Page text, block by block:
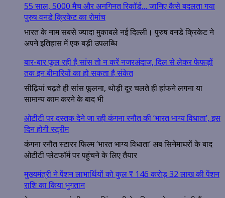
55 साल, 5000 मैच और अनगिनत रिकॉर्ड… जानिए कैसे बदलता गया
पुरुष वनडे क्रिकेट का रोमांच
भारत के नाम सबसे ज्यादा मुकाबले नई दिल्ली। पुरुष वनडे क्रिकेट ने
अपने इतिहास में एक बड़ी उपलब्धि
बार-बार फूल रही है सांस तो न करें नजरअंदाज, दिल से लेकर फेफड़ों
तक इन बीमारियों का हो सकता है संकेत
सीढ़ियां चढ़ते ही सांस फूलना, थोड़ी दूर चलते ही हांफने लगना या
सामान्य काम करने के बाद भी
ओटीटी पर दस्तक देने जा रही कंगना रनौत की ‘भारत भाग्य विधाता’, इस
दिन होगी स्ट्रीम
कंगना रनौत स्टारर फिल्म ‘भारत भाग्य विधाता’ अब सिनेमाघरों के बाद
ओटीटी प्लेटफॉर्म पर पहुंचने के लिए तैयार
मुख्यमंत्री ने पेंशन लाभार्थियों को कुल ₹ 146 करोड़ 32 लाख की पेंशन
राशि का किया भुगतान